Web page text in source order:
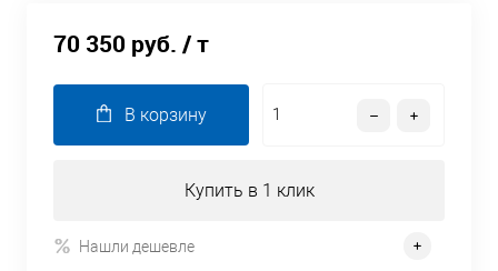
70 350 руб. / т
В корзину
Купить в 1 клик
Нашли дешевле